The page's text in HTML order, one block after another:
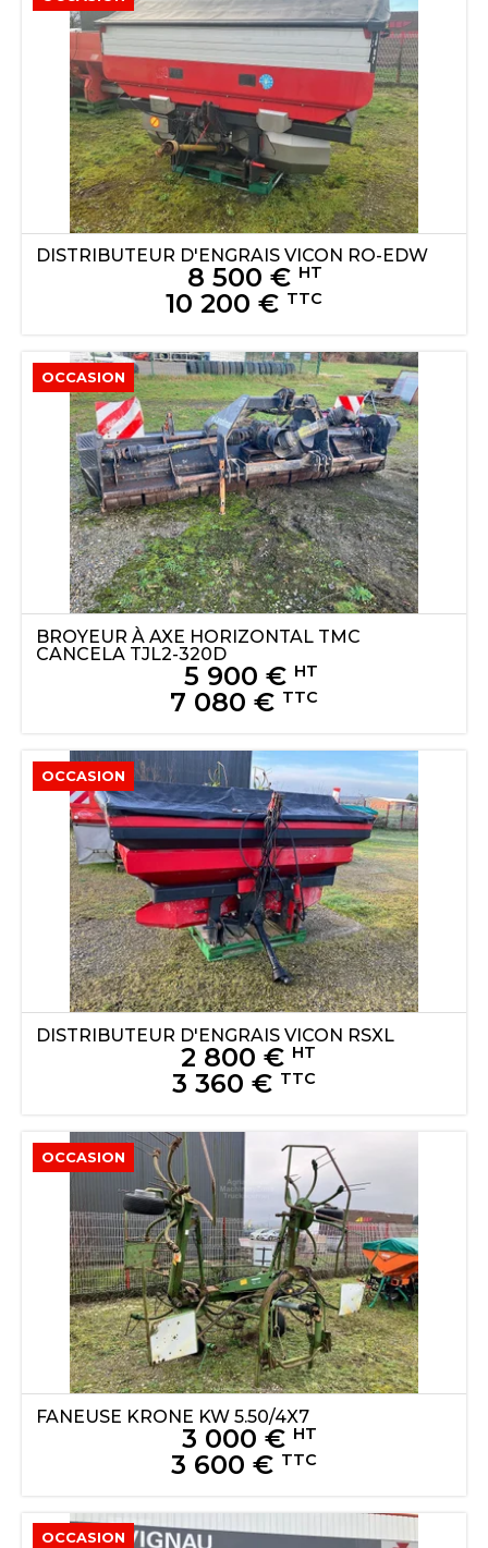
DISTRIBUTEUR D'ENGRAIS VICON RO-EDW
8 500 € HT
10 200 € TTC
OCCASION
BROYEUR À AXE HORIZONTAL TMC
CANCELA TJL2-320D
5 900 € HT
7 080 € TTC
OCCASION
DISTRIBUTEUR D'ENGRAIS VICON RSXL
2 800 € HT
3 360 € TTC
OCCASION
FANEUSE KRONE KW 5.50/4X7
3 000 € HT
3 600 € TTC
OCCASION